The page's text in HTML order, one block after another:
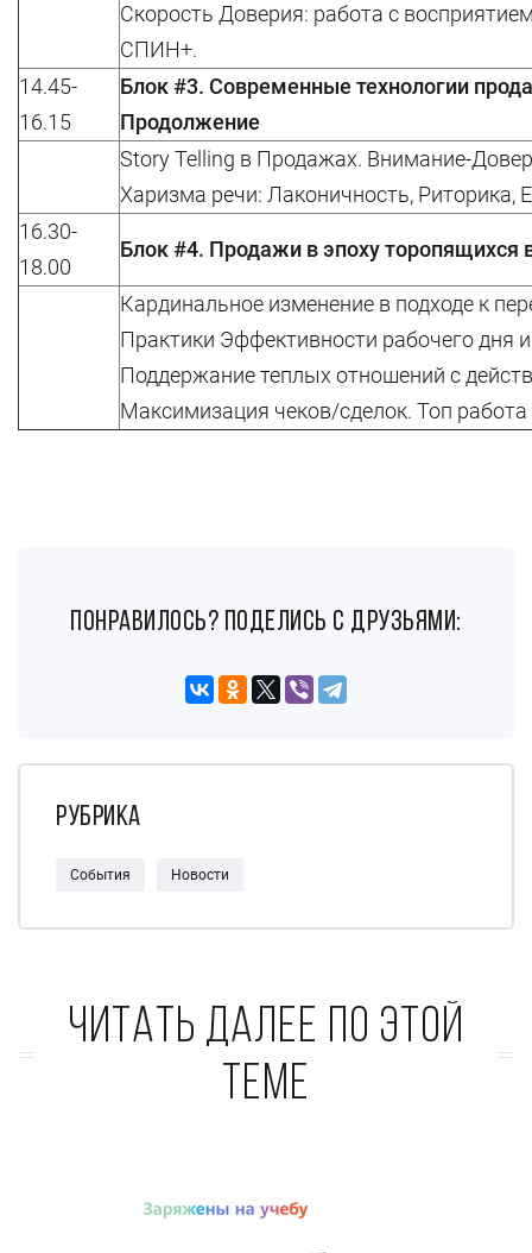
Скорость Доверия: работа с
СПИН+.
14.45-
16.15
Блок #3. Современные технологии
Продолжение
Story Telling в Продажах. Внимание-
Харизма речи: Лаконичность, Риторика,
16.30-
18.00
Блок #4. Продажи в эпоху торопящихся
Кардинальное изменение в подходе к
Практики Эффективности рабочего дня
Поддержание теплых отношений с
Максимизация чеков/сделок. Топ
понравилось? поделись с друзьями:
Рубрика
События Новости
Читать далее по этой
теме